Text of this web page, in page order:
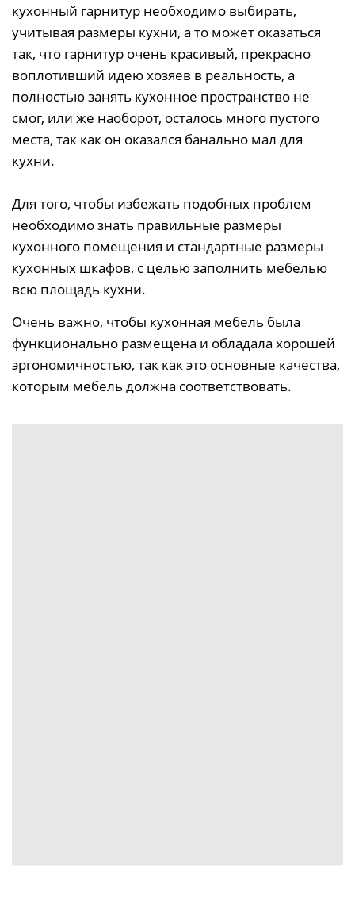
кухонный гарнитур необходимо выбирать,
учитывая размеры кухни, а то может оказаться
так, что гарнитур очень красивый, прекрасно
воплотивший идею хозяев в реальность, а
полностью занять кухонное пространство не
смог, или же наоборот, осталось много пустого
места, так как он оказался банально мал для
кухни.
Для того, чтобы избежать подобных проблем
необходимо знать правильные размеры
кухонного помещения и стандартные размеры
кухонных шкафов, с целью заполнить мебелью
всю площадь кухни.
Очень важно, чтобы кухонная мебель была
функционально размещена и обладала хорошей
эргономичностью, так как это основные качества,
которым мебель должна соответствовать.